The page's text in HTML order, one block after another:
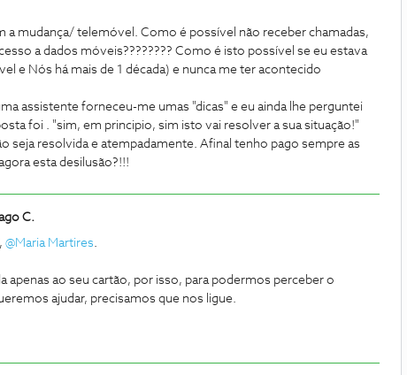
a mudança/ telemóvel. Como é possível não receber chamadas,
a dados móveis???????? Como é isto possível se eu estava
e Nós há mais de 1 década) e nunca me ter acontecido
assistente forneceu-me umas "dicas" e eu ainda lhe perguntei
foi . "sim, em principio, sim isto vai resolver a sua situação!"
seja resolvida e atempadamente. Afinal tenho pago sempre as
esta desilusão?!!!
C.
@Maria Martires.
apenas ao seu cartão, por isso, para podermos perceber o
ajudar, precisamos que nos ligue.